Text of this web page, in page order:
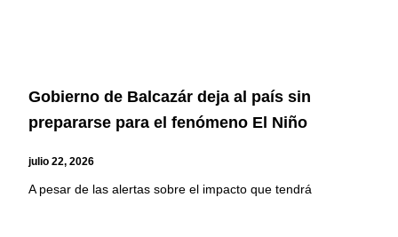
Gobierno de Balcazár deja al país sin
prepararse para el fenómeno El Niño
julio 22, 2026
A pesar de las alertas sobre el impacto que tendrá